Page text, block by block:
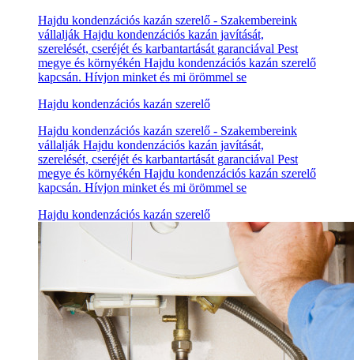
Hajdu kondenzációs kazán szerelő - Szakembereink
vállalják Hajdu kondenzációs kazán javítását,
szerelését, cseréjét és karbantartását garanciával Pest
megye és környékén Hajdu kondenzációs kazán szerelő
kapcsán. Hívjon minket és mi örömmel se
Hajdu kondenzációs kazán szerelő
Hajdu kondenzációs kazán szerelő - Szakembereink
vállalják Hajdu kondenzációs kazán javítását,
szerelését, cseréjét és karbantartását garanciával Pest
megye és környékén Hajdu kondenzációs kazán szerelő
kapcsán. Hívjon minket és mi örömmel se
Hajdu kondenzációs kazán szerelő